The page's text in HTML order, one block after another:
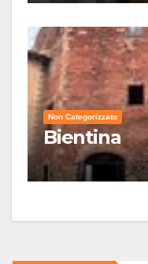
Non Categorizzato
Bientina